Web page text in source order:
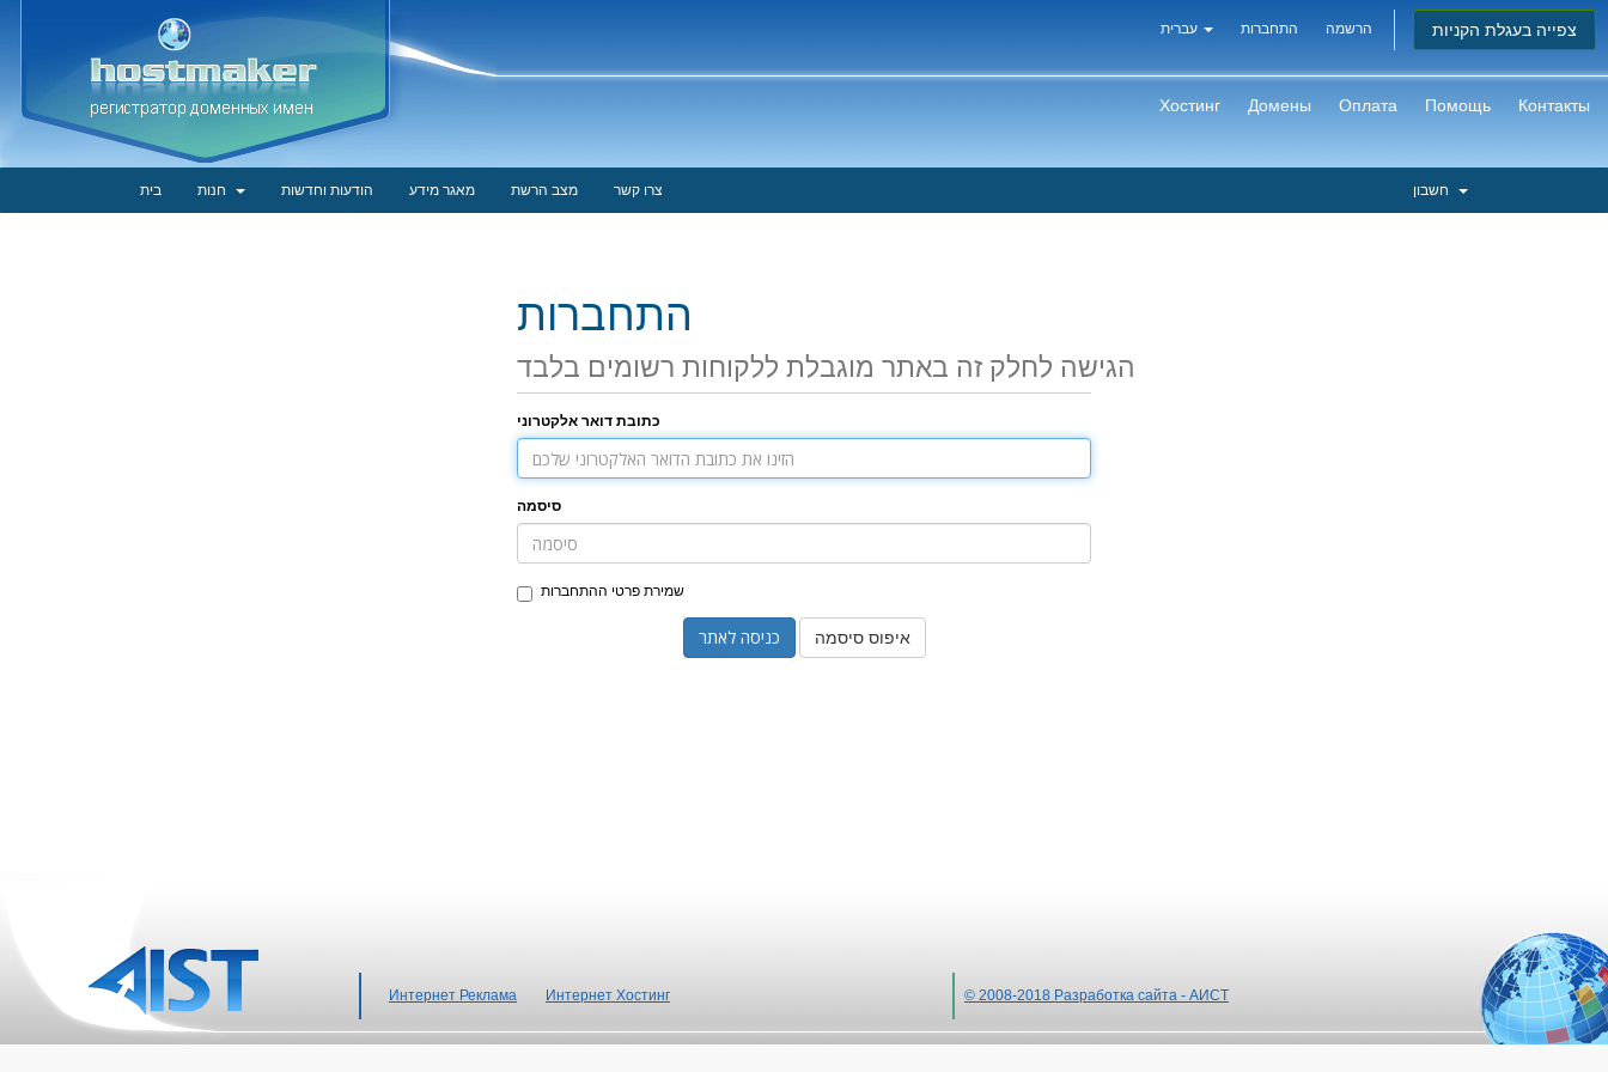
התחברות הרשמה צפייה בעגלת הקניות
Хостинг Домены Оплата Помощь Контакты
בית הודעות וחדשות מאגר מידע מצב הרשת צרו קשר
התחברות
הגישה לחלק זה באתר מוגבלת ללקוחות רשומים בלבד
כתובת דואר אלקטרוני
סיסמה
שמירת פרטי ההתחברות
איפוס סיסמה
Интернет Реклама Интернет Хостинг © 2008-2018 Разработка сайта - АИСТ